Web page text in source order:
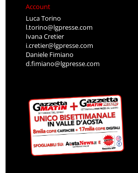
Account
Luca Torino
l.torino@lgpresse.com
Ivana Cretier
i.cretier@lgpresse.com
Daniele Fimiano
d.fimiano@lgpresse.com